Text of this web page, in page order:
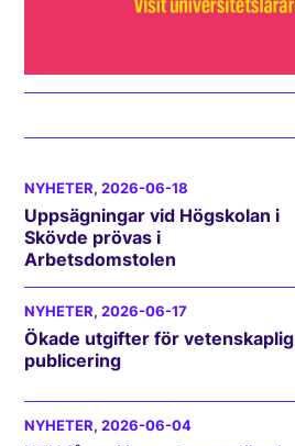
NYHETER, 2026-06-18
Uppsägningar vid Högskolan i
Skövde prövas i
Arbetsdomstolen
NYHETER, 2026-06-17
Ökade utgifter för vetenskaplig
publicering
NYHETER, 2026-06-04